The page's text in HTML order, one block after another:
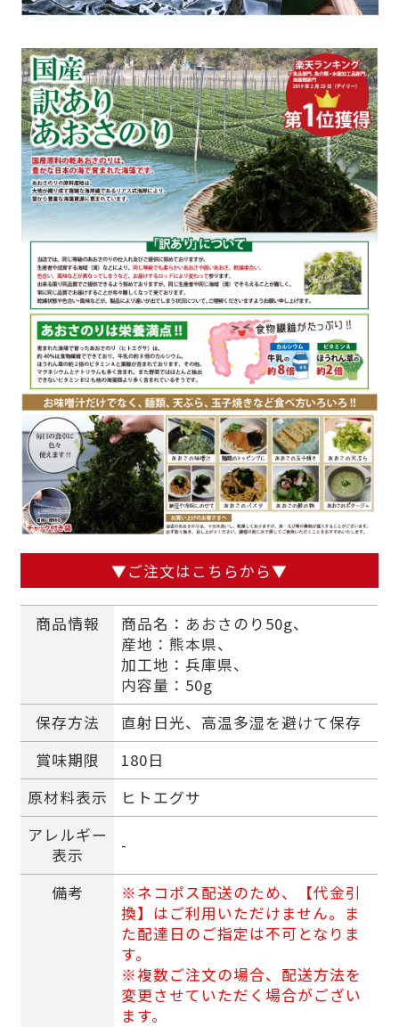
▼ご注文はこちらから▼
商品情報
商品名：あおさのり50g、
産地：熊本県、
加工地：兵庫県、
内容量：50g
保存方法
直射日光、高温多湿を避けて保存
賞味期限
180日
原材料表示
ヒトエグサ
アレルギー
表示
-
備考
※ネコポス配送のため、【代金引
換】はご利用いただけません。ま
た配達日のご指定は不可となりま
す。
※複数ご注文の場合、配送方法を
変更させていただく場合がござい
ます。